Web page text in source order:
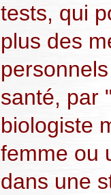
tests, qui
plus des
santé, par
biologiste
femme ou
dans une